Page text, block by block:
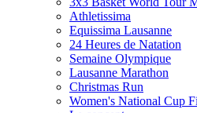
Athletissima
Equissima Lausanne
24 Heures de Natation
Semaine Olympique
Lausanne Marathon
Christmas Run
Women's National Cup